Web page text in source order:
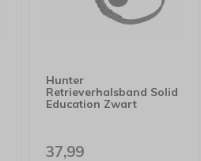
Hunter
Retrieverhalsband Solid
Education Zwart
37,99